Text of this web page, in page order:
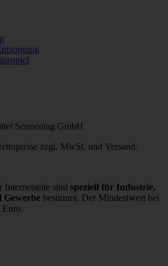
Sonnentag GmbH
zzgl. MwSt. und Versand.
Internetseite sind speziell für Industrie,
Gewerbe bestimmt. Der Mindestwert bei
Euro.